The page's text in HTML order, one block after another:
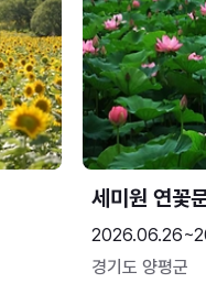
세미원 연꽃
경기도 양평군